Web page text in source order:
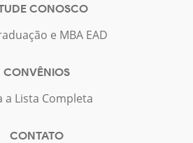
CONOSCO
e MBA EAD
CONVÊNIOS
a Lista Completa
CONTATO